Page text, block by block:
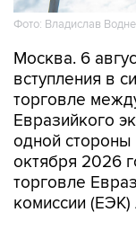
Фото: Владислав
Москва. 6
вступления в
торговле
Евразийкого
одной
октября 2026
торговле
комиссии